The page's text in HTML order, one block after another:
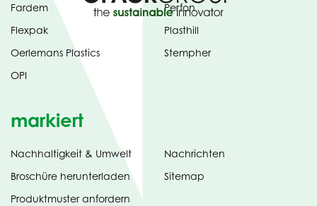
Fardem
Flexpak
Oerlemans Plastics
OPI
Perfon
Plasthill
Stempher
markiert
Nachhaltigkeit & Umwelt
Broschüre herunterladen(opens
in
new
Produktmuster anfordern
Nachrichten
Sitemap